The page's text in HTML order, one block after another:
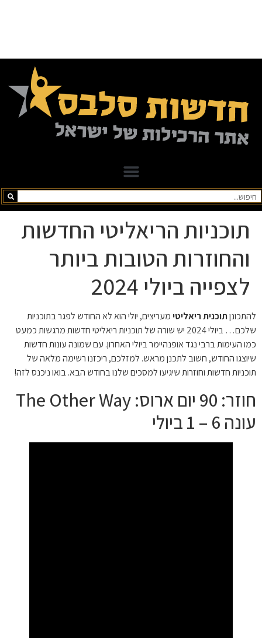
תוכניות הריאליטי החדשות
והחוזרות הטובות ביותר
לצפייה ביולי 2024
להתכונןתוכנית ריאליטימעריצים, יולי הוא לא החודש לפגר בתוכניות
שלכם… ביולי 2024 יש שורה של תוכניות ריאליטי חדשות מרגשות כמעט
כמו העימות ברבי נגד אופנהיימר ביולי האחרון. עם שמונה עונות חדשות
שיוצגו החודש, חשוב לתכנן מראש. למזלכם, ריכזנו רשימה מלאה של
תוכניות חדשות וחוזרות שיגיעו למסכים שלנו בחודש הבא. בואו ניכנס לזה!
חוזר: 90 יום ארוס: The Other Way
עונה 6 – 1 ביולי